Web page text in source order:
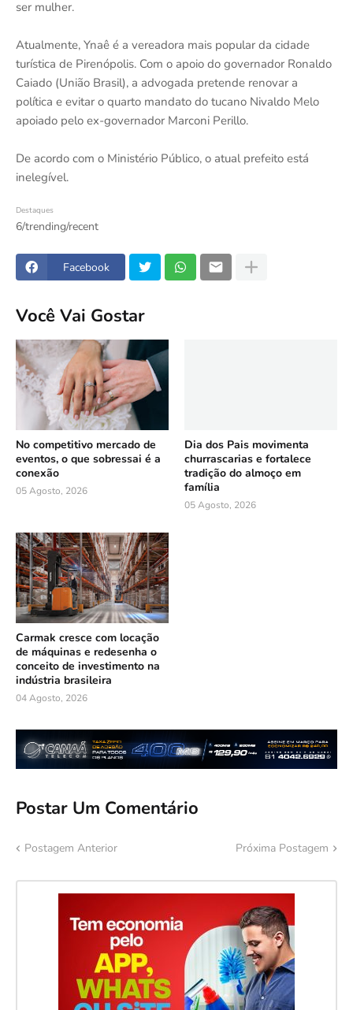
ser mulher.
Atualmente, Ynaê é a vereadora mais popular da cidade
turística de Pirenópolis. Com o apoio do governador Ronaldo
Caiado (União Brasil), a advogada pretende renovar a
política e evitar o quarto mandato do tucano Nivaldo Melo
apoiado pelo ex-governador Marconi Perillo.
De acordo com o Ministério Público, o atual prefeito está
inelegível.
Destaques
6/trending/recent
Facebook
Você Vai Gostar
No competitivo mercado de
eventos, o que sobressai é a
conexão
05 Agosto, 2026
Dia dos Pais movimenta
churrascarias e fortalece
tradição do almoço em
família
05 Agosto, 2026
Carmak cresce com locação
de máquinas e redesenha o
conceito de investimento na
indústria brasileira
04 Agosto, 2026
Postar Um Comentário
Postagem Anterior Próxima Postagem